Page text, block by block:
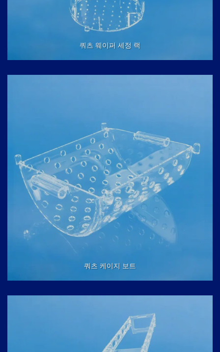
쿼츠 웨이퍼 세정 랙
쿼츠 케이지 보트